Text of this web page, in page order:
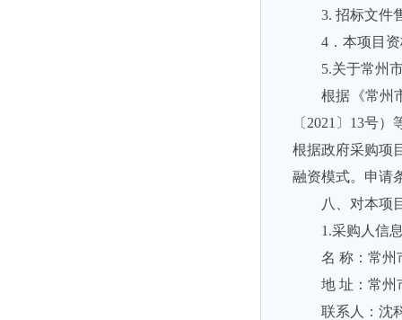
3. 招标文件
4．本项目
5.关于常州
根据《常州
〔2021〕13号
根据政府采购项
融资模式。申请
八、对本项
1.采购人信
名 称：常州
地 址：常州
联系人：沈